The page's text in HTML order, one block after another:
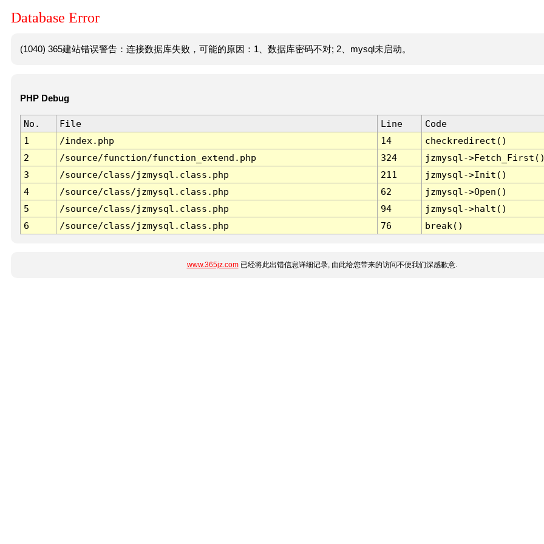
Database Error
(1040) 365建站错误警告：连接数据库失败，可能的原因：1、数据库密码不对; 2、mysql未启动。
PHP Debug
No. File Line
Code
1
/index.php 14
checkredirect()
2
/source/function/function_extend.php 324
jzmysql-
3
/source/class/jzmysql.class.php 211
jzmysql->Init()
4
/source/class/jzmysql.class.php 62
jzmysql->Open()
5
/source/class/jzmysql.class.php 94
jzmysql->halt()
6
/source/class/jzmysql.class.php 76 break()
www.365jz.com已经将此出错信息详细记录, 由此给您带来的访问不便我们深感歉意.